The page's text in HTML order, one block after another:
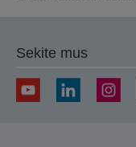
Sekite mus